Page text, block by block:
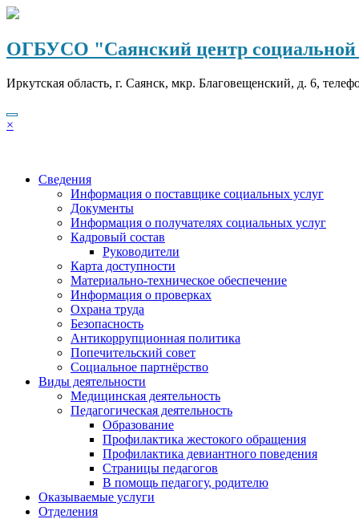
Перейти
содержимому
ОГБУСО "Саянский центр социальной
Иркутская область, г. Саянск, мкр. Благовещенский, д. 6,
×
Сведения
Информация о поставщике социальных услуг
Документы
Информация о получателях социальных услуг
Кадровый состав
Руководители
Карта доступности
Материально-техническое обеспечение
Информация о проверках
Охрана труда
Безопасность
Антикоррупционная политика
Попечительский совет
Социальное партнёрство
Виды деятельности
Медицинская деятельность
Педагогическая деятельность
Образование
Профилактика жестокого обращения
Профилактика девиантного поведения
Страницы педагогов
В помощь педагогу, родителю
Оказываемые услуги
Отделения